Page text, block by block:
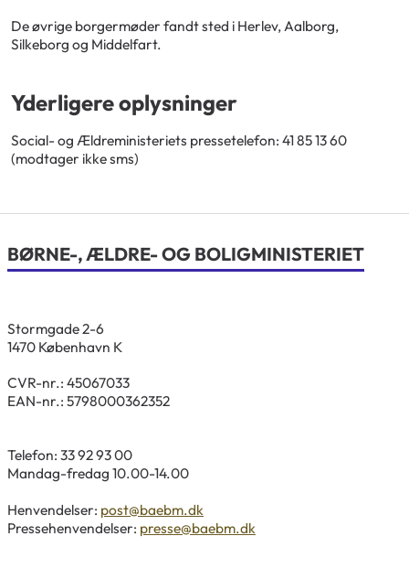
De øvrige borgermøder fandt sted i Herlev, Aalborg,
Silkeborg og Middelfart.
Yderligere oplysninger
Social- og Ældreministeriets pressetelefon: 41 85 13 60
(modtager ikke sms)
BØRNE-, ÆLDRE- OG BOLIGMINISTERIET
Stormgade 2-6
1470 København K
CVR-nr.: 45067033
EAN-nr.: 5798000362352
Telefon: 33 92 93 00
Mandag-fredag 10.00-14.00
Henvendelser: post@baebm.dk
Pressehenvendelser: presse@baebm.dk